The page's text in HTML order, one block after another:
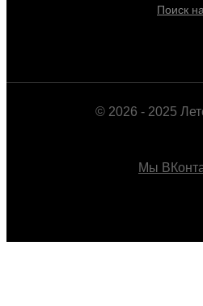
Поиск
© 2026 - 2025
Мы